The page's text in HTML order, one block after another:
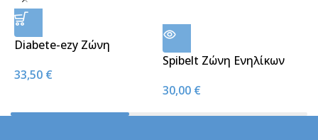
Diabete-ezy Ζώνη
Μπεζ
33,50 €
Spibelt Ζώνη Ενηλίκων
30,00 €